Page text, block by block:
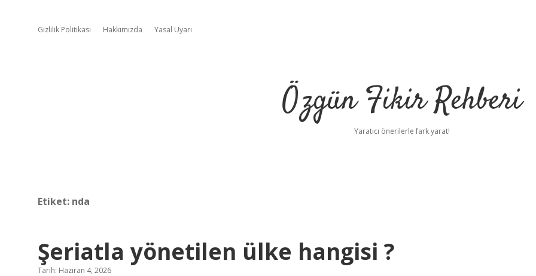
Gizlilik Politikası Hakkımızda Yasal Uyarı
Özgün Fikir Rehberi
Yaratıcı önerilerle fark yarat!
Etiket: nda
Şeriatla yönetilen ülke hangisi ?
Tarih: Haziran 4, 2026